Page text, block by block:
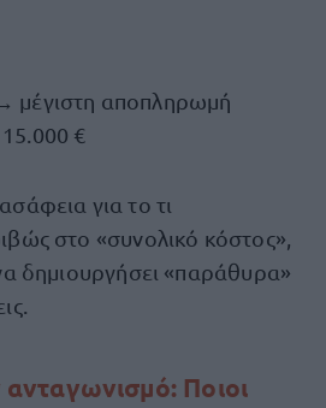
μέγιστη αποπληρωμή
€
για το τι
στο «συνολικό κόστος»,
δημιουργήσει «παράθυρα»
ανταγωνισμό: Ποιοι